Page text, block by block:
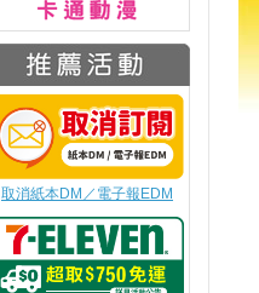
取消紙本DM／電子報EDM